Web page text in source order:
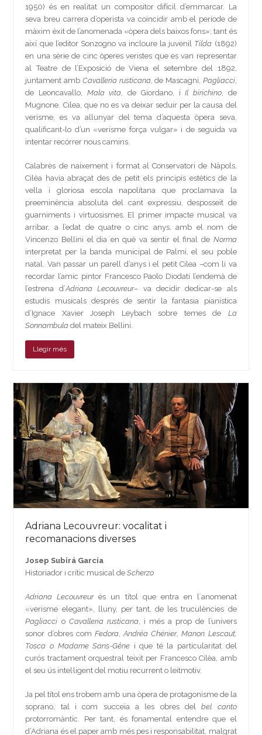
1950) és en realitat un compositor difícil d’emmarcar. La
seva breu carrera d’operista va coincidir amb el període de
màxim èxit de l’anomenada «òpera dels baixos fons»; tant és
així que l’editor Sonzogno va incloure la juvenil Tilda (1892)
en una sèrie de cinc òperes veristes que es van representar
al Teatre de l’Exposició de Viena el setembre del 1892,
juntament amb Cavalleria rusticana, de Mascagni, Pagliacci,
de Leoncavallo, Mala vita , de Giordano, iIl birichino, de
Mugnone. Cilea, que no es va deixar seduir per la causa del
verisme, es va allunyar del tema d’aquesta òpera seva,
qualificant-lo d’un «verisme força vulgar» i de seguida va
intentar recórrer nous camins.
Calabrès de naixement i format al Conservatori de Nàpols,
Cilèa havia abraçat des de petit els principis estètics de la
vella i gloriosa escola napolitana que proclamava la
preeminència absoluta del cant expressiu, desposseït de
guarniments i virtuosismes. El primer impacte musical va
arribar, a l’edat de quatre o cinc anys, amb el nom de
Vincenzo Bellini el dia en què va sentir el final de Norma
interpretat per la banda municipal de Palmi, el seu poble
natal. Van passar un parell d’anys i el petit Cilea –com li va
recordar l’amic pintor Francesco Paolo Diodati l’endemà de
l’estrena d’Adriana Lecouvreur– va decidir dedicar-se als
estudis musicals després de sentir la fantasia pianística
d’Ignace Xavier Joseph Leybach sobre temes de La
Sonnambula del mateix Bellini.
Llegir més
Adriana Lecouvreur: vocalitat i
recomanacions diverses
Josep Subirá García
Historiador i crític musical deScherzo
Adriana Lecouvreurés un títol que entra en l´anomenat
«verisme elegant», lluny, per tant, de les truculències de
Pagliacci o Cavalleria rusticana, i més a prop de l’univers
sonor d’obres com Fedora,Andréa Chénier,Manon Lescaut,
Tosca o Madame Sans-Gêne i que té la particularitat del
curós tractament orquestral teixit per Francesco Cilèa, amb
el seu ús intel·ligent del motiu recurrent o leitmotiv.
Ja pel títol ens trobem amb una òpera de protagonisme de la
soprano, tal i com succeïa a les obres delbel canto
protorromàntic. Per tant, és fonamental entendre que el
d’Adriana és el paper amb més pes i responsabilitat, malgrat